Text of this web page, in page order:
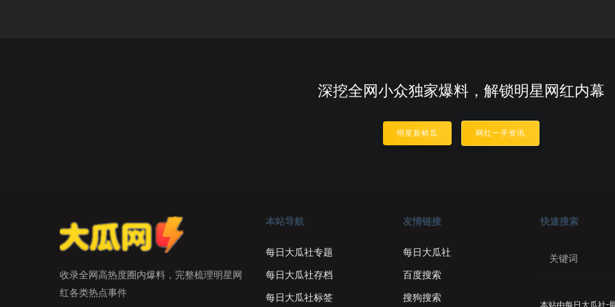
深挖全网小众独家爆料，解锁明星网红内幕
明星新鲜瓜 网红一手资讯
收录全网高热度圈内爆料，完整梳理明星网
红各类热点事件
本站导航
每日大瓜社专题
每日大瓜社存档
每日大瓜社标签
友情链接
每日大瓜社
百度搜索
搜狗搜索
快速搜索
本站由每日大瓜社-